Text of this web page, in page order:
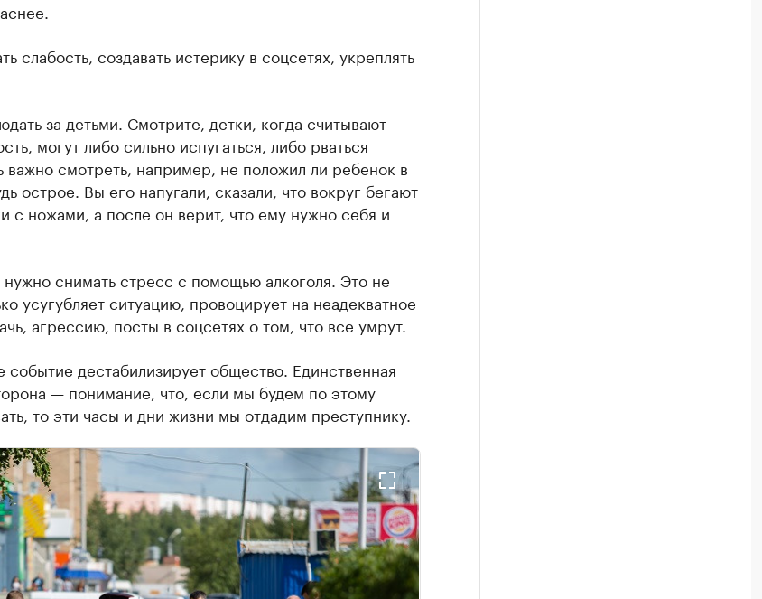
слабость, создавать истерику в соцсетях, укреплять
за детьми. Смотрите, детки, когда считывают
могут либо сильно испугаться, либо рваться
важно смотреть, например, не положил ли ребенок в
острое. Вы его напугали, сказали, что вокруг бегают
с ножами, а после он верит, что ему нужно себя и
снимать стресс с помощью алкоголя. Это не
усугубляет ситуацию, провоцирует на неадекватное
агрессию, посты в соцсетях о том, что все умрут.
дестабилизирует общество. Единственная
— понимание, что, если мы будем по этому
то эти часы и дни жизни мы отдадим преступнику.